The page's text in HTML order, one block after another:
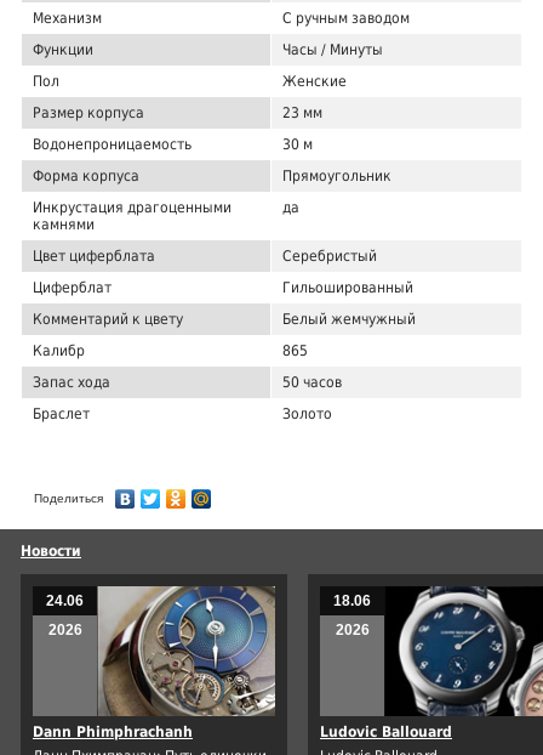
Механизм
С ручным заводом
Функции
Часы / Минуты
Пол
Женские
Размер корпуса
23 мм
Водонепроницаемость
30 м
Форма корпуса
Прямоугольник
Инкрустация драгоценными
камнями
да
Цвет циферблата
Серебристый
Циферблат
Гильошированный
Комментарий к цвету
Белый жемчужный
Калибр
865
Запас хода
50 часов
Браслет
Золото
Поделиться
Новости
24.06
2026
Dann Phimphrachanh
18.06
2026
Ludovic Ballouard